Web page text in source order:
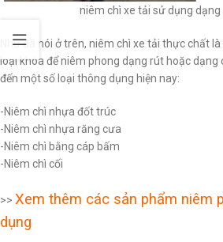
niêm chì xe tải sử dụng
Như đã nói ở trên, niêm chì xe tải thực chất
loại khóa để niêm phong dạng rút hoặc dạng
đến một số loại thông dụng hiện nay:
-Niêm chì nhựa đốt trúc
-Niêm chì nhựa răng cưa
-Niêm chì bằng cáp bấm
-Niêm chì cối
>> Xem thêm các sản phẩm niêm
dụng